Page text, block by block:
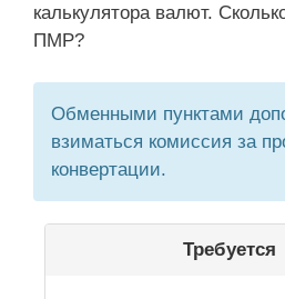
калькулятора валют.
ПМР?
Обменными пунктами
взиматься комиссия за
конвертации.
Требуется